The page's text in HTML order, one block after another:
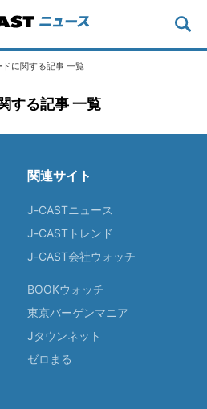
に関する記事 一覧
する記事 一覧
関連サイト
J-CASTニュース
J-CASTトレンド
J-CAST会社ウォッチ
BOOKウォッチ
東京バーゲンマニア
Jタウンネット
ゼロまる